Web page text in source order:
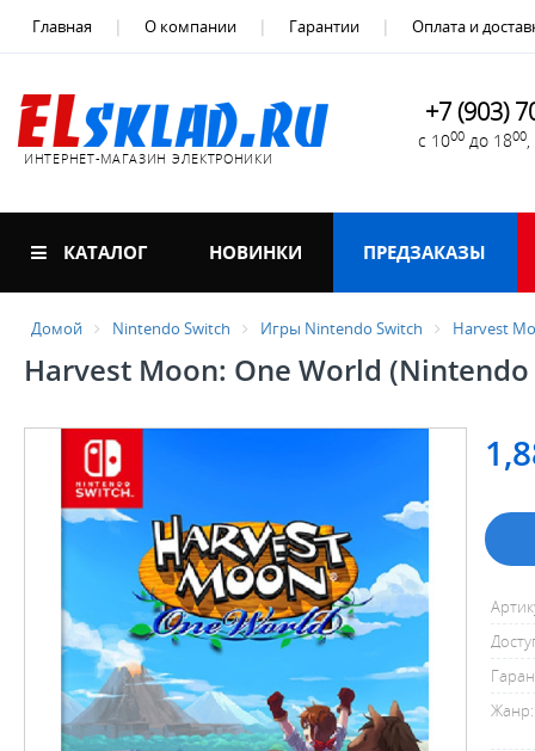
Главная О компании Гарантии Оплата и
ИНТЕРНЕТ-МАГАЗИН ЭЛЕКТРОНИКИ
+7 (903)
с 1000 до 1800
КАТАЛОГ НОВИНКИ ПРЕДЗАКАЗЫ
Домой Nintendo Switch Игры Nintendo Switch Harvest
Harvest Moon: One World
Жанр: